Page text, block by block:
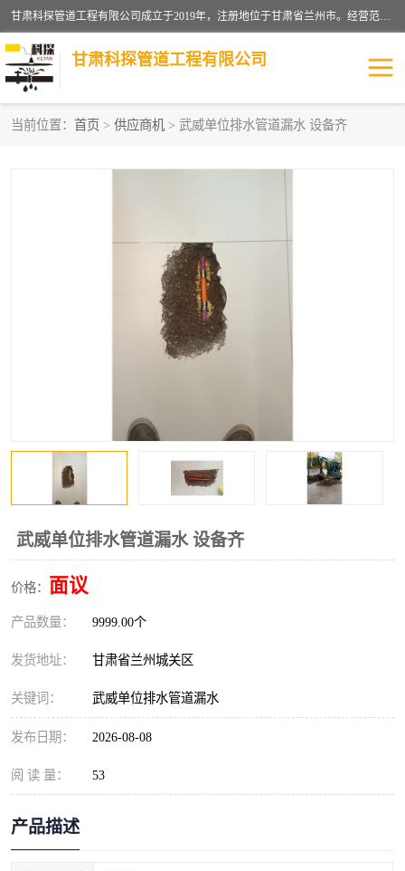
甘肃科探管道工程有限公司成立于2019年，注册地位于甘肃省兰州市。经营范围包括管道安装、清洗、疏通、维修、检测，防水工程，工程钻孔，化粪池清理，暖气安装，给排水管道安装维修，室内外管道如消防、供水、供热管道漏水检测定位，室内外防水堵漏等。
甘肃科探管道工程有限公司
当前位置： 首页 > 供应商机 > 武威单位排水管道漏水 设备齐
武威单位排水管道漏水 设备齐
价格： 面议
产品数量： 9999.00个
发货地址： 甘肃省兰州城关区
关键词： 武威单位排水管道漏水
发布日期： 2026-08-08
阅 读 量： 53
产品描述
供热管道漏水 排水管道漏水
管道疏通